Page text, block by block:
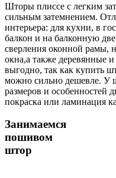
Шторы плиссе с легким
сильным затемнением.
интерьера: для кухни, в
балкон и на балконную
сверления оконной рамы,
окна,а также деревянные
выгодно, так как купить
можно сильно дешевле. У
размеров и особенностей
покраска или ламинация
Занимаемся
пошивом
штор